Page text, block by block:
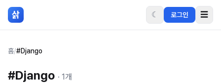
본문 바로가기
삵 ☾ 로그인 ☰
홈/#Django
#Django · 1개